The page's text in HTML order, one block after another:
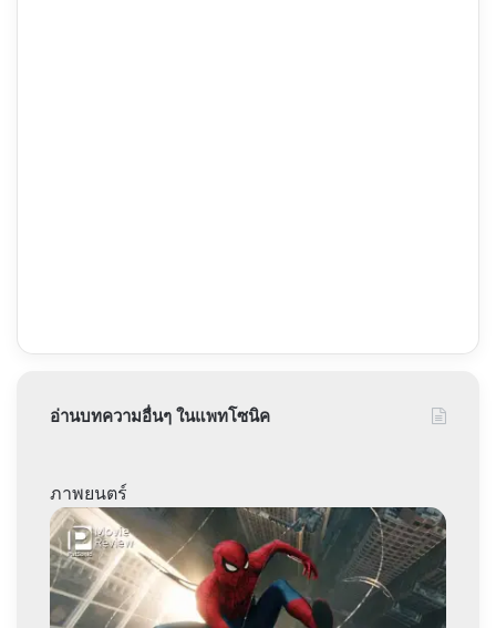
อ่านบทความอื่นๆ ในแพทโซนิค
ภาพยนตร์